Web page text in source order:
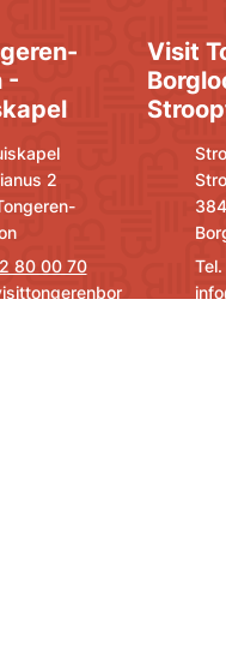
-
2
80 00 70
Visit
,
E-mail
info